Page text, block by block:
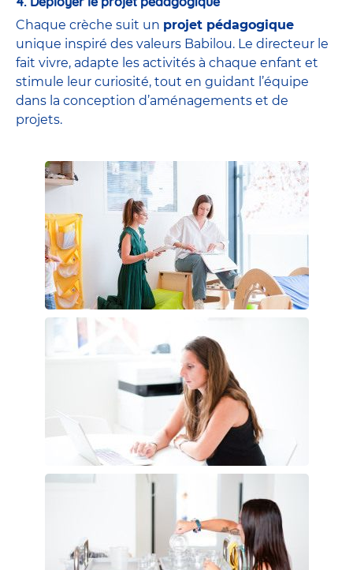
Chaque crèche suit un projet pédagogique
unique inspiré des valeurs Babilou. Le directeur le
fait vivre, adapte les activités à chaque enfant et
stimule leur curiosité, tout en guidant l’équipe
dans la conception d’aménagements et de
projets.